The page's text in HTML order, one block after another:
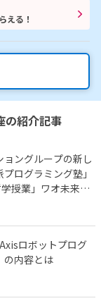
える！
の紹介記事
ョングループの新し
ログラミング塾」
授業」ワオ未来塾
ロボットプログ
の内容とは